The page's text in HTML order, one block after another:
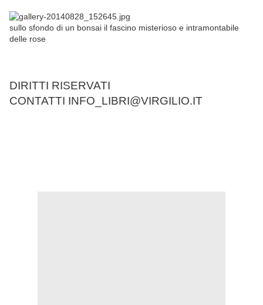
sullo sfondo di un bonsai il fascino misterioso e intramontabile
delle rose
DIRITTI RISERVATI
CONTATTI INFO_LIBRI@VIRGILIO.IT